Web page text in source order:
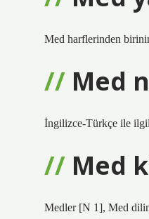
Med harflerinden
Med
İngilizce-Türkçe ile
Med
Medler [N 1], Med